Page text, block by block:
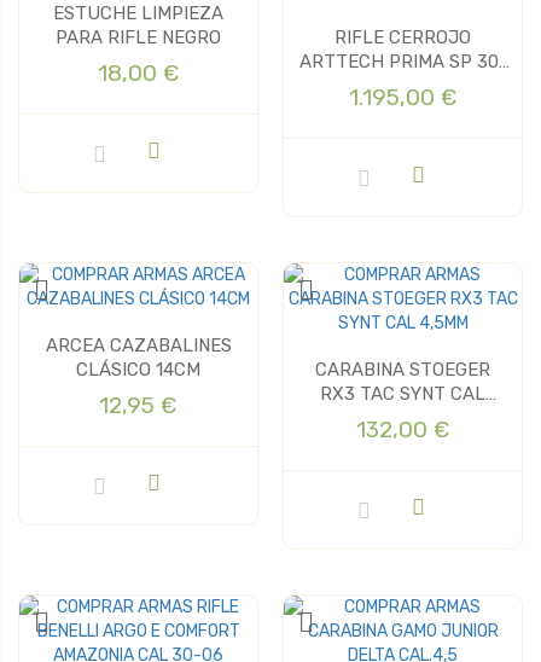
ESTUCHE LIMPIEZA
PARA RIFLE NEGRO
18,00 €
RIFLE CERROJO
ARTTECH PRIMA SP 30-
06 SYNTHETIC
1.195,00 €
ARCEA CAZABALINES
CLÁSICO 14CM
12,95 €
CARABINA STOEGER
RX3 TAC SYNT CAL
4,5MM
132,00 €